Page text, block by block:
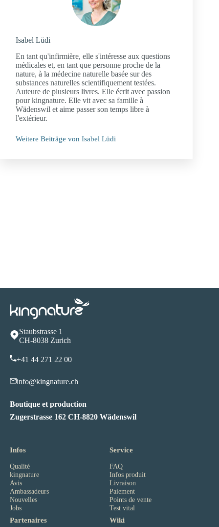
Isabel Lüdi
En tant qu'infirmière, elle s'intéresse aux questions
médicales et, en tant que personne proche de la
nature, à la médecine naturelle basée sur des
substances naturelles scientifiquement testées.
Auteure de plusieurs livres. Elle écrit avec passion
pour kingnature. Elle vit avec sa famille à
Wädenswil et aime passer son temps libre à
l'extérieur.
Weitere Beiträge von Isabel Lüdi
Staubstrasse 1
CH-8038 Zurich
+41 44 271 22 00
info@kingnature.ch
Boutique et production
Zugerstrasse 162 CH-8820 Wädenswil
Infos
Qualité
kingnature
Avis
Ambassadeurs
Nouvelles
Jobs
Service
FAQ
Infos produit
Livraison
Paiement
Points de vente
Test vital
Partenaires
Wiki